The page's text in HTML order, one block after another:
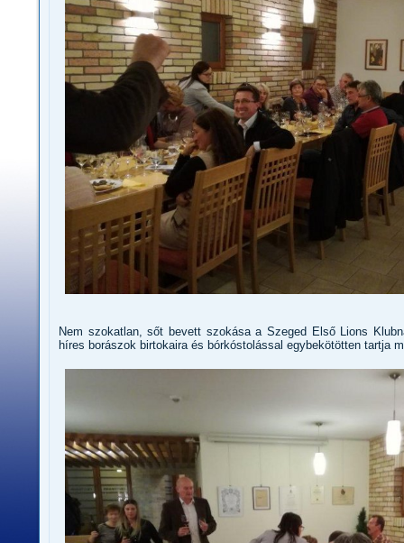
Nem szokatlan, sőt bevett szokása a Szeged Első Lions
híres borászok birtokaira és bórkóstolással egybekötötten tartja